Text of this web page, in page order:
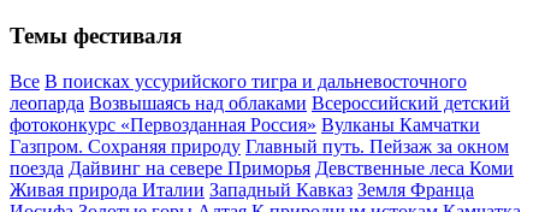
Темы фестиваля
Все В поисках уссурийского тигра и дальневосточного
леопарда Возвышаясь над облаками Всероссийский детский
фотоконкурс «Первозданная Россия» Вулканы Камчатки
Газпром. Сохраняя природу Главный путь. Пейзаж за окном
поезда Дайвинг на севере Приморья Девственные леса Коми
Живая природа Италии Западный Кавказ Земля Франца